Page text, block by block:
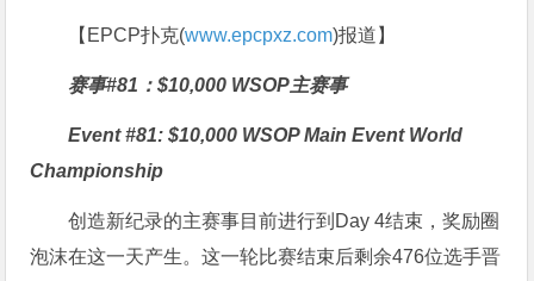
【EPCP扑克(www.epcpxz.com)报道】
赛事#81：$10,000 WSOP主赛事
Event #81: $10,000 WSOP Main Event World
Championship
创造新纪录的主赛事目前进行到Day 4结束，奖励圈
泡沫在这一天产生。这一轮比赛结束后剩余476位选手晋